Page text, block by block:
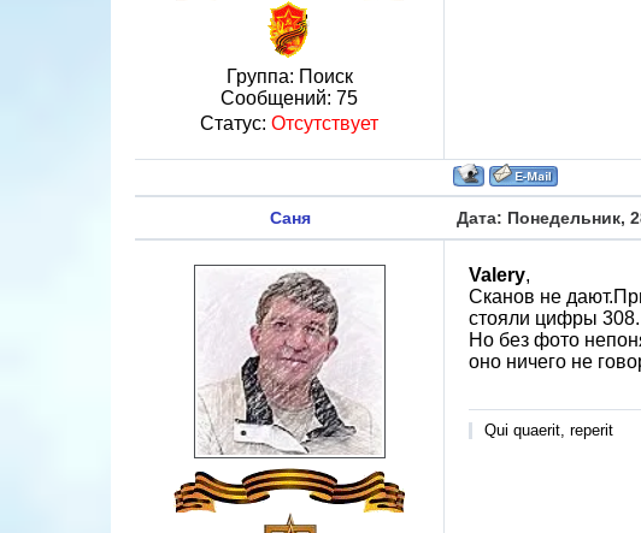
Группа: Поиск
Сообщений: 75
Статус: Отсутствует
Саня Дата: Понедельник,
Valery,
Сканов не
стояли цифры 308.
Но без фото
оно ничего не
Qui quaerit, reperit